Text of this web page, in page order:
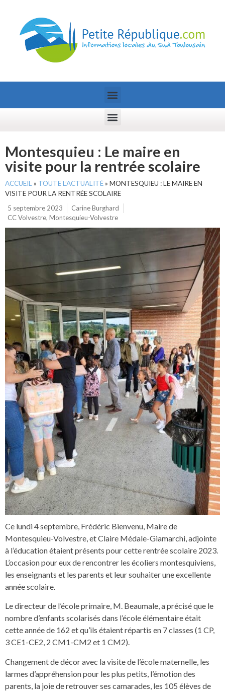
Montesquieu : Le maire en
visite pour la rentrée scolaire
ACCUEIL » TOUTE L’ACTUALITÉ» MONTESQUIEU : LE MAIRE EN
VISITE POUR LA RENTRÉE SCOLAIRE
5 septembre 2023
Carine Burghard
CC Volvestre, Montesquieu-Volvestre
Ce lundi 4 septembre, Frédéric Bienvenu, Maire de
Montesquieu-Volvestre, et Claire Médale-Giamarchi, adjointe
à l’éducation étaient présents pour cette rentrée scolaire 2023.
L’occasion pour eux de rencontrer les écoliers montesquiviens,
les enseignants et les parents et leur souhaiter une excellente
année scolaire.
Le directeur de l’école primaire, M. Beaumale, a précisé que le
nombre d’enfants scolarisés dans l’école élémentaire était
cette année de 162 et qu’ils étaient répartis en 7 classes (1 CP,
3 CE1-CE2, 2 CM1-CM2 et 1 CM2).
Changement de décor avec la visite de l’école maternelle, les
larmes d’appréhension pour les plus petits, l’émotion des
parents, la joie de retrouver ses camarades, les 105 élèves de